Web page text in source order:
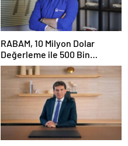
RABAM, 10 Milyon Dolar
Değerleme ile 500 Bin
Dolarlık Yatırım Aldı